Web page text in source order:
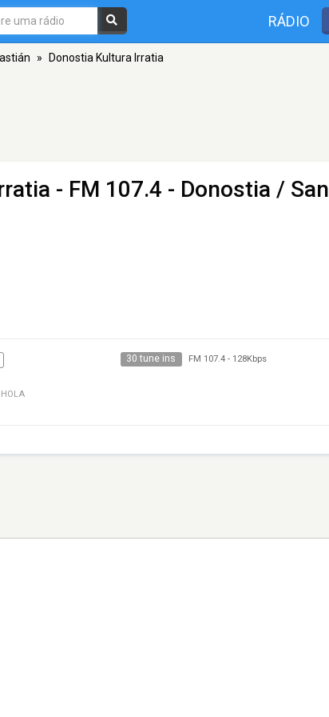
RÁDIO
» Donostia Kultura Irratia
- FM 107.4 - Donostia / San
30 tune ins FM 107.4- 128Kbps